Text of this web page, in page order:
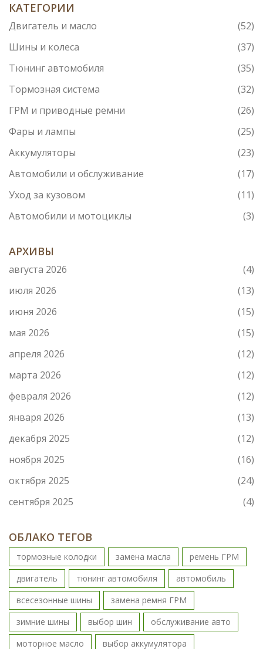
КАТЕГОРИИ
Двигатель и масло
(52)
Шины и колеса
(37)
Тюнинг автомобиля
(35)
Тормозная система
(32)
ГРМ и приводные ремни
(26)
Фары и лампы
(25)
Аккумуляторы
(23)
Автомобили и обслуживание
(17)
Уход за кузовом
(11)
Автомобили и мотоциклы
(3)
АРХИВЫ
августа 2026
(4)
июля 2026
(13)
июня 2026
(15)
мая 2026
(15)
апреля 2026
(12)
марта 2026
(12)
февраля 2026
(12)
января 2026
(13)
декабря 2025
(12)
ноября 2025
(16)
октября 2025
(24)
сентября 2025
(4)
ОБЛАКО ТЕГОВ
тормозные колодки замена масла
ремень ГРМ
двигатель
тюнинг автомобиля
автомобиль
всесезонные шины
замена ремня ГРМ
зимние шины
выбор шин
обслуживание авто
моторное масло
выбор аккумулятора